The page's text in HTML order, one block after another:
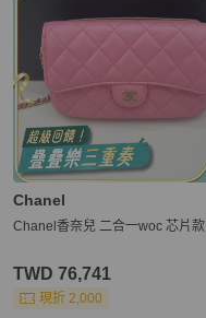
Chanel
Chanel香奈兒 二合一woc 芯片款
TWD 76,741
現折 2,000